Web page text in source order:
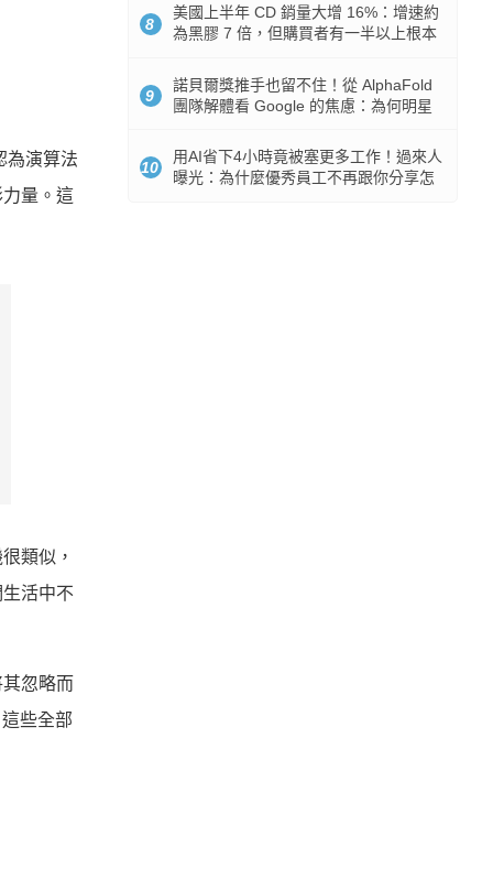
為演算法
量。這
類似，
活中不
忽略而
些全部
8
美國上半年 CD 銷量大增 16%：增速約
為黑膠 7 倍，但購買者有一半以上根本
9
諾貝爾獎推手也留不住！從 AlphaFold
團隊解體看 Google 的焦慮：為何明星
10
用AI省下4小時竟被塞更多工作！過來人
曝光：為什麼優秀員工不再跟你分享怎